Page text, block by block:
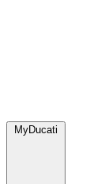
MyDucati